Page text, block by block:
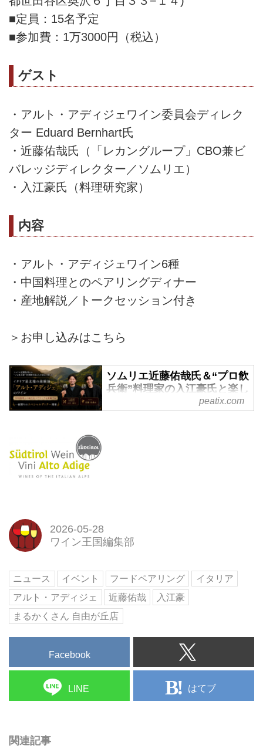
■定員：15名予定
■参加費：1万3000円（税込）
ゲスト
・アルト・アディジェワイン委員会ディレク
ター Eduard Bernhart氏
・近藤佑哉氏（「レカングループ」CBO兼ビ
バレッジディレクター／ソムリエ）
・入江豪氏（料理研究家）
内容
・アルト・アディジェワイン6種
・中国料理とのペアリングディナー
・産地解説／トークセッション付き
＞お申し込みはこちら
ソムリエ近藤佑哉氏＆“プロ飲
兵衛”料理家の入江豪氏と楽し
む イタリア最北端の銘醸地
「アルト・アディジェ」のワ
中国料理との新たなペアリングを
peatix.com
2026-05-28
ワイン王国編集部
ニュース イベント フードペアリング
イタリア
アルト・アディジェ
近藤佑哉
入江豪
まるかくさん 自由が丘店
Facebook
LINE はてブ
関連記事